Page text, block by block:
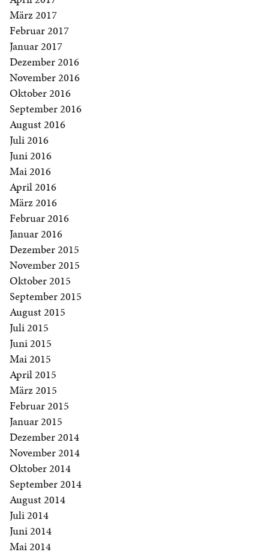
März 2017
Februar 2017
Januar 2017
Dezember 2016
November 2016
Oktober 2016
September 2016
August 2016
Juli 2016
Juni 2016
Mai 2016
April 2016
März 2016
Februar 2016
Januar 2016
Dezember 2015
November 2015
Oktober 2015
September 2015
August 2015
Juli 2015
Juni 2015
Mai 2015
April 2015
März 2015
Februar 2015
Januar 2015
Dezember 2014
November 2014
Oktober 2014
September 2014
August 2014
Juli 2014
Juni 2014
Mai 2014